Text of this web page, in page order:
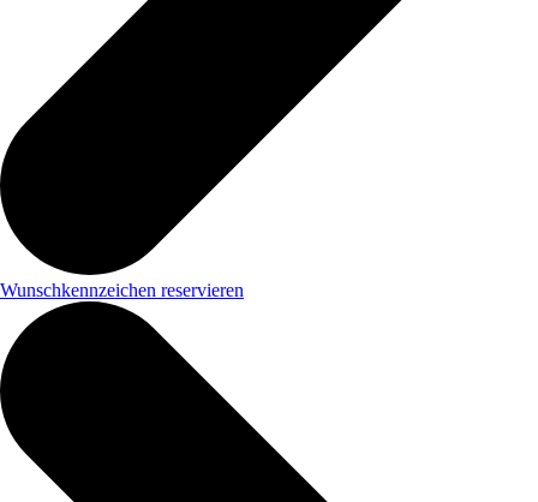
Wunschkennzeichen reservieren